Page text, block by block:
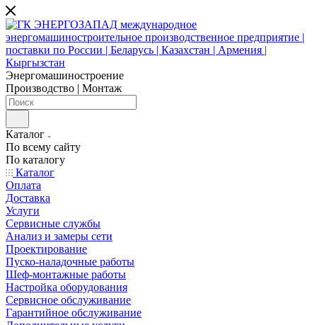
Энергомашиностроение
Производство | Монтаж
Каталог
По всему сайту
По каталогу
Каталог
Оплата
Доставка
Услуги
Сервисные службы
Анализ и замеры сети
Проектирование
Пуско-наладочные работы
Шеф-монтажные работы
Настройка оборудования
Сервисное обслуживание
Гарантийное обслуживание